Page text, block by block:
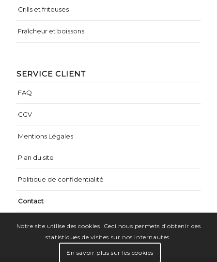
Grills et friteuses
Fraîcheur et boissons
SERVICE CLIENT
FAQ
CGV
Mentions Légales
Plan du site
Politique de confidentialité
Contact
Notre site utilise des cookies. Ceci nous permets d'obtenir des
statistiques de visites sur nos internautes.
En savoir plus sur les cookies